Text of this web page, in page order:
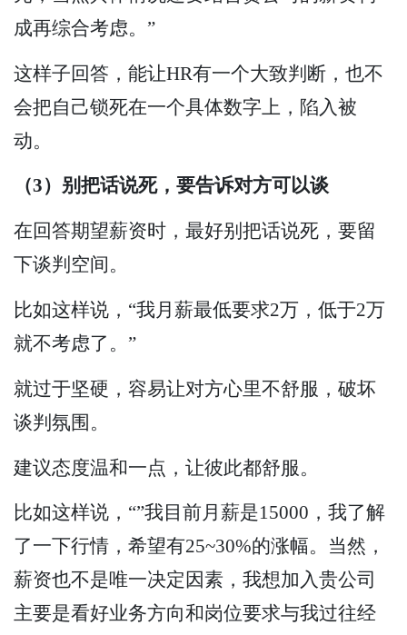
成再综合考虑。”
这样子回答，能让HR有一个大致判断，也不
会把自己锁死在一个具体数字上，陷入被
动。
（3）别把话说死，要告诉对方可以谈
在回答期望薪资时，最好别把话说死，要留
下谈判空间。
比如这样说，“我月薪最低要求2万，低于2万
就不考虑了。”
就过于坚硬，容易让对方心里不舒服，破坏
谈判氛围。
建议态度温和一点，让彼此都舒服。
比如这样说，“”我目前月薪是15000，我了解
了一下行情，希望有25~30%的涨幅。当然，
薪资也不是唯一决定因素，我想加入贵公司
主要是看好业务方向和岗位要求与我过往经